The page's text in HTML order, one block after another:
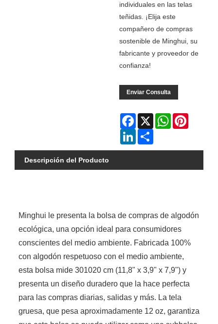
individuales en las telas
teñidas. ¡Elija este
compañero de compras
sostenible de Minghui, su
fabricante y proveedor de
confianza!
Enviar Consulta
Facebook
X WhatsApp
LinkedIn
Descripción del Producto
Minghui le presenta la bolsa de compras de algodón
ecológica, una opción ideal para consumidores
conscientes del medio ambiente. Fabricada 100%
con algodón respetuoso con el medio ambiente,
esta bolsa mide 301020 cm (11,8" x 3,9" x 7,9") y
presenta un diseño duradero que la hace perfecta
para las compras diarias, salidas y más. La tela
gruesa, que pesa aproximadamente 12 oz, garantiza